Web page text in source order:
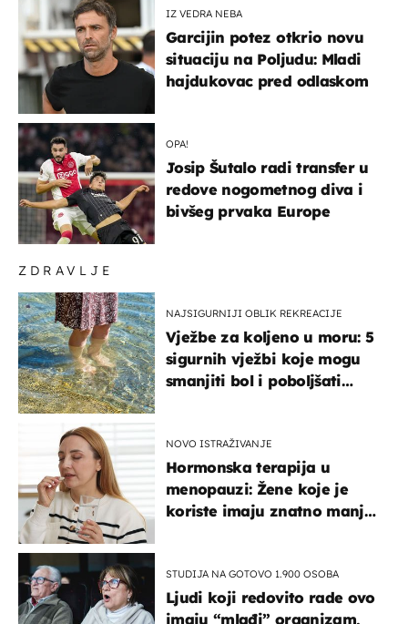
ZDRAVLJE
NAJSIGURNIJI OBLIK REKREACIJE
Vježbe za koljeno u moru: 5
sigurnih vježbi koje mogu
smanjiti bol i poboljšati
NOVO ISTRAŽIVANJE
Hormonska terapija u
menopauzi: Žene koje je
koriste imaju znatno manji
STUDIJA NA GOTOVO 1.900 OSOBA
Ljudi koji redovito rade ovo
imaju “mlađi” organizam,
IZ VEDRA NEBA
Garcijin potez otkrio novu
situaciju na Poljudu: Mladi
hajdukovac pred odlaskom
OPA!
Josip Šutalo radi transfer u
redove nogometnog diva i
bivšeg prvaka Europe